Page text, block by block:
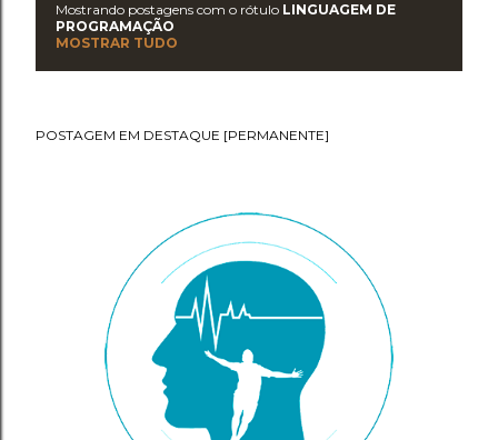
o
Mostrando postagens com o rótulo LINGUAGEM DE
PROGRAMAÇÃO
MOSTRAR TUDO
POSTAGEM EM DESTAQUE [PERMANENTE]